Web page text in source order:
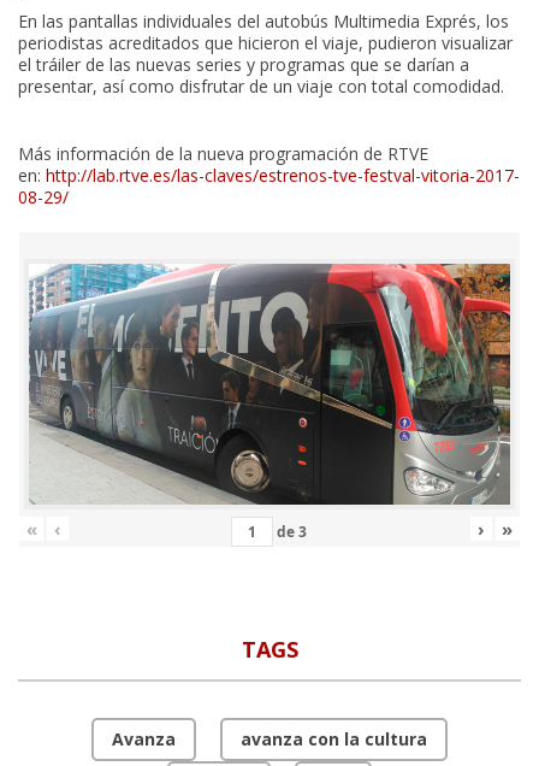
En las pantallas individuales del autobús Multimedia Exprés, los
periodistas acreditados que hicieron el viaje, pudieron visualizar
el tráiler de las nuevas series y programas que se darían a
presentar, así como disfrutar de un viaje con total comodidad.
Más información de la nueva programación de RTVE
en: http://lab.rtve.es/las-claves/estrenos-tve-festval-vitoria-2017-
08-29/
« ‹ de3 › »
TAGS
Avanza
avanza con la cultura